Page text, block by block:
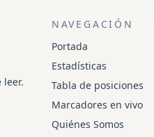
NAVEGACIÓN
Portada
Estadísticas
Tabla de posiciones
Marcadores en vivo
Quiénes Somos